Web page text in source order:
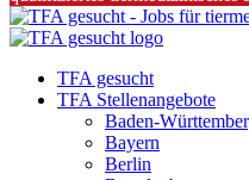
TFA gesucht
TFA Stellenangebote
Baden-
Bayern
Berlin